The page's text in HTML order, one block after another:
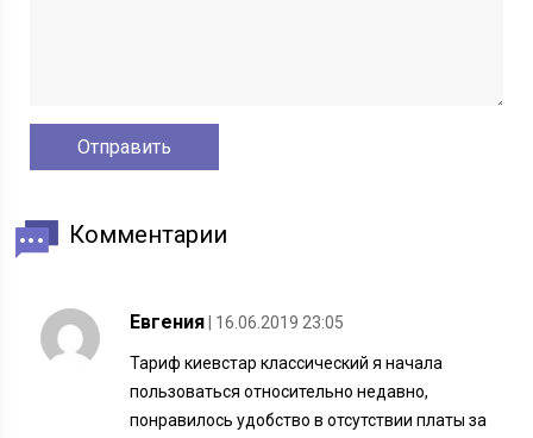
Комментарии
Евгения | 16.06.2019 23:05
Тариф киевстар классический я начала
пользоваться относительно недавно,
понравилось удобство в отсутствии платы за